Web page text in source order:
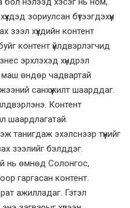
зориулсан бүтээгдэхүүн
хүүхдийн контент
контент үйлдвэрлэгчид
эрхлэхэд хүндрэл
маш өндөр чадвартай
санхүүжилт шаарддаг.
Контент
шаардлагатай.
танигдаж эхэлснээр түүнийг
зээлийг бэлддэг.
нь өмнөд Солонгос,
гаргасан контент.
ажилладаг. Гэтэл